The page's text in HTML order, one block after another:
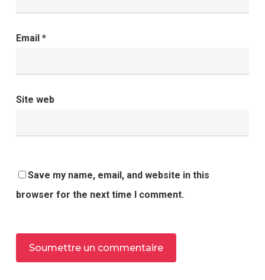
Email *
Site web
Save my name, email, and website in this
browser for the next time I comment.